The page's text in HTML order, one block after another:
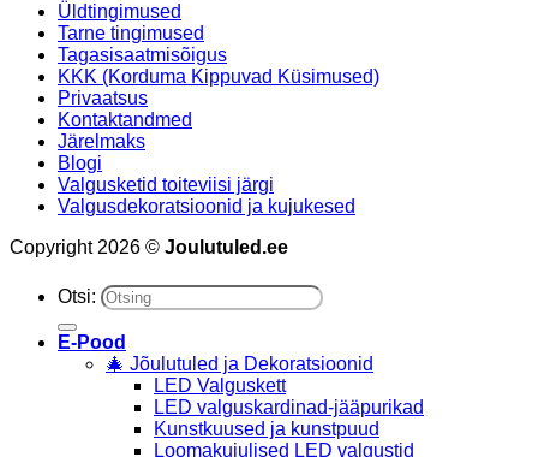
Üldtingimused
Tarne tingimused
Tagasisaatmisõigus
KKK (Korduma Kippuvad Küsimused)
Privaatsus
Kontaktandmed
Järelmaks
Blogi
Valgusketid toiteviisi järgi
Valgusdekoratsioonid ja kujukesed
Copyright 2026 © Joulutuled.ee
Otsi:
E-Pood
🎄 Jõulutuled ja Dekoratsioonid
LED Valguskett
LED valguskardinad-jääpurikad
Kunstkuused ja kunstpuud
Loomakujulised LED valgustid